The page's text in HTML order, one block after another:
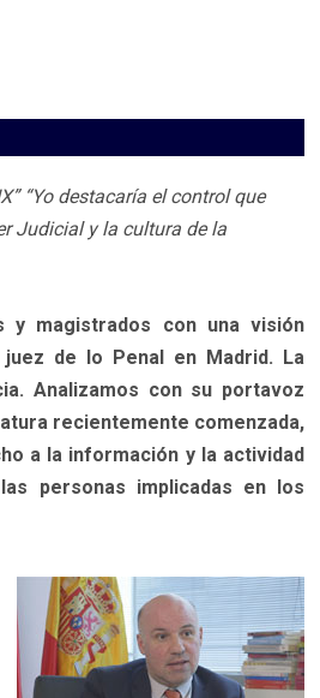
“Yo destacaría el control que
Judicial y la cultura de la
y magistrados con una visión
de lo Penal en Madrid. La
Analizamos con su portavoz
recientemente comenzada,
a la información y la actividad
personas implicadas en los